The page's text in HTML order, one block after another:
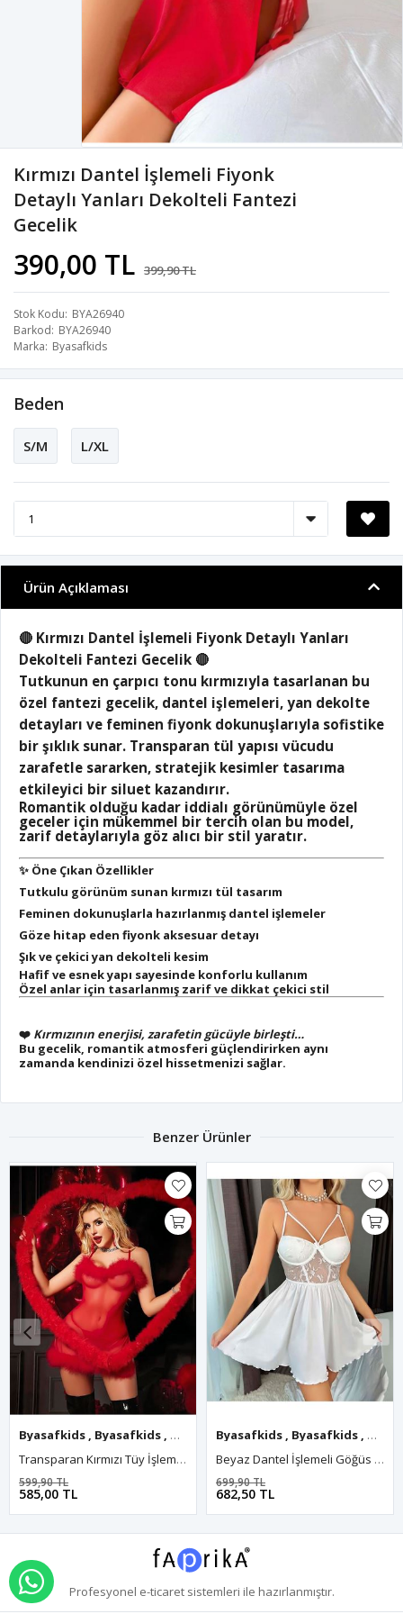
Kırmızı Dantel İşlemeli Fiyonk
Detaylı Yanları Dekolteli Fantezi
Gecelik
390,00 TL 399,90 TL
Stok Kodu BYA26940
Barkod BYA26940
Marka Byasafkids
Beden
S/M L/XL
Ürün Açıklaması
🔴 Kırmızı Dantel İşlemeli Fiyonk Detaylı Yanları
Dekolteli Fantezi Gecelik 🔴
Tutkunun en çarpıcı tonu kırmızıyla tasarlanan bu
özel fantezi gecelik, dantel işlemeleri, yan dekolte
detayları ve feminen fiyonk dokunuşlarıyla sofistike
bir şıklık sunar. Transparan tül yapısı vücudu
zarafetle sararken, stratejik kesimler tasarıma
etkileyici bir siluet kazandırır.
Romantik olduğu kadar iddialı görünümüyle özel
geceler için mükemmel bir tercih olan bu model,
zarif detaylarıyla göz alıcı bir stil yaratır.
✨ Öne Çıkan Özellikler
Tutkulu görünüm sunan kırmızı tül tasarım
Feminen dokunuşlarla hazırlanmış dantel işlemeler
Göze hitap eden fiyonk aksesuar detayı
Şık ve çekiciyan dekolteli kesim
Hafif ve esnek yapı sayesinde konforlu kullanım
Özel anlar için tasarlanmış zarif ve dikkat çekici stil
❤️ Kırmızının enerjisi, zarafetin gücüyle birleşti…
Bu gecelik, romantik atmosferi güçlendirirken aynı
zamanda kendinizi özel hissetmenizi sağlar.
Benzer Ürünler
,Byasafkids,Byasafkids Byasafkids, Byasafkids,
Byasafkids Byasafkids Byasafkids,Byasafkids,Byasafkids
Beyaz Dantel İşlemeli Göğüs İp Detaylı Fantezi Saten Gecelik
682,50 TL
699,90 TL
Byasafkids Byasafkids
Kırmızı Dantel İşlemeli Yırtmaçlı Fantezi Uzun Gecelik
487,50 TL
499,90 TL
Profesyonel e-ticaretsistemleri ile hazırlanmıştır.